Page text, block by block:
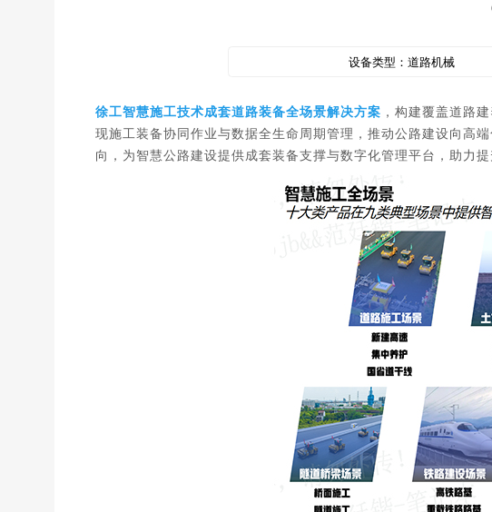
设备类型：道路机械
徐工智慧施工技术成套道路装备全场景解决方案 ，构建覆盖道路
现施工装备协同作业与数据全生命周期管理，推动公路建设向高
向，为智慧公路建设提供成套装备支撑与数字化管理平台，助力